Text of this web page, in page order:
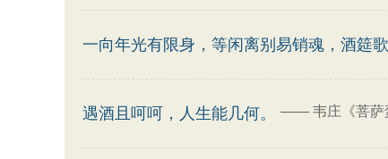
一向年光有限身，等闲离别易销魂，酒筵歌
遇酒且呵呵，人生能几何。 —— 韦庄《菩萨